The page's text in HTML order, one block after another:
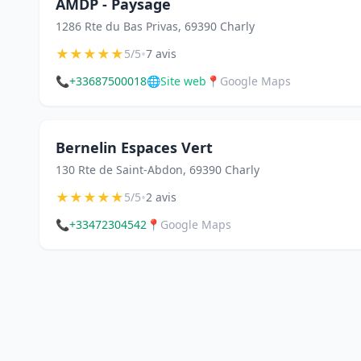
1286 Rte du Bas Privas, 69390 Charly
★★★★★5/5•7 avis
📞+33687500018🌐Site web 📍 Google Maps
Bernelin Espaces Vert
130 Rte de Saint-Abdon, 69390 Charly
★★★★★5/5•2 avis
📞+33472304542 📍 Google Maps